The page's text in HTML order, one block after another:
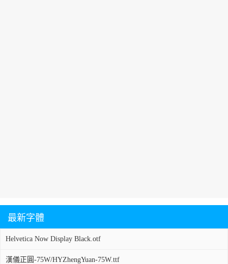
最新字體
Helvetica Now Display Black.otf
漢儀正圓-75W/HYZhengYuan-75W.ttf